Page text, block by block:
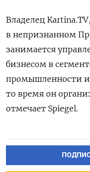
Владелец
в непризнанном
занимается
бизнесом в
промышленности и
то время он
отмечает Spiegel.